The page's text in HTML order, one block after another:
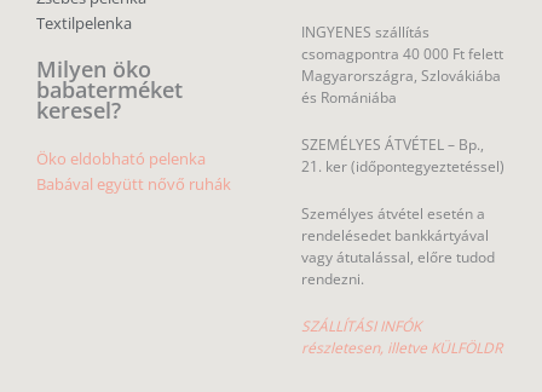
Textilpelenka
Milyen öko
babaterméket
keresel?
Öko eldobható pelenka
Babával együtt nővő ruhák
INGYENES szállítás
csomagpontra 40 000 Ft felett
Magyarországra, Szlovákiába
és Romániába
SZEMÉLYES ÁTVÉTEL – Bp.,
21. ker (időpontegyeztetéssel)
Személyes átvétel esetén a
rendelésedet bankkártyával
vagy átutalással, előre tudod
rendezni.
SZÁLLÍTÁSI INFÓK
részletesen, illetve KÜLFÖLDR